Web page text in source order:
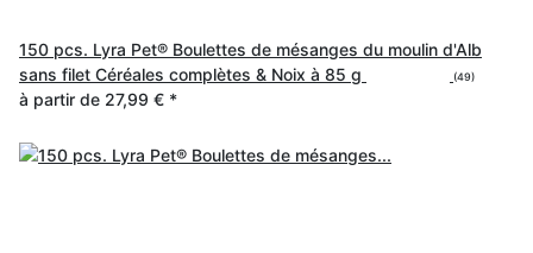
150 pcs. Lyra Pet® Boulettes de mésanges du moulin d'Alb
sans filet Céréales complètes & Noix à 85 g
(49)
à partir de 27,99 € *